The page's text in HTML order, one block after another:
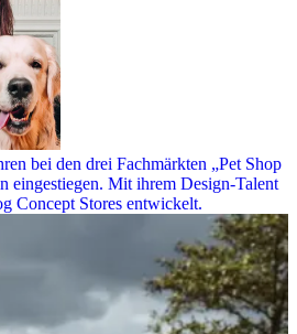
bei den drei Fachmärkten „Pet Shop
eingestiegen. Mit ihrem Design-Talent
Concept Stores entwickelt.